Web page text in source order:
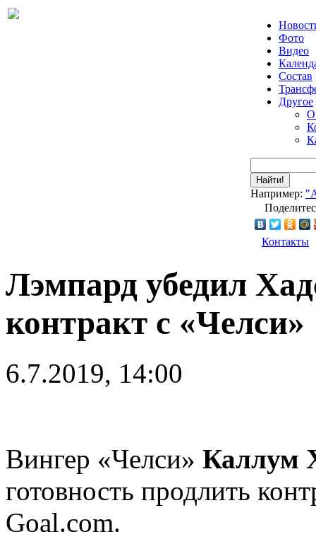
Фото
Видео
Состав
Другое
О
Найти!
Например:
Контакты
Лэмпард убедил
контракт с «Челси»
6.7.2019, 14:00
Вингер «Челси» Каллум
готовность продлить
Goal.com.